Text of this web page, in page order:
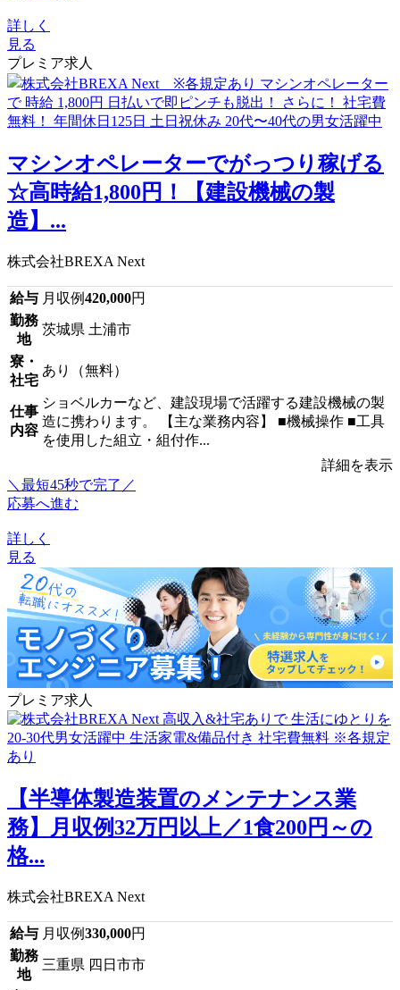
詳しく
見る
プレミア求人
マシンオペレーターでがっつり稼げる
☆高時給1,800円！【建設機械の製
造】...
株式会社BREXA Next
給与 月収例420,000円
勤務
地
茨城県 土浦市
寮・
社宅
あり（無料）
仕事
内容
ショベルカーなど、建設現場で活躍する建設機械の製
造に携わります。 【主な業務内容】 ■機械操作 ■工具
を使用した組立・組付作...
詳細を表示
＼最短45秒で完了／
応募へ進む
詳しく
見る
プレミア求人
【半導体製造装置のメンテナンス業
務】月収例32万円以上／1食200円～の
格...
株式会社BREXA Next
給与 月収例330,000円
勤務
地
三重県 四日市市